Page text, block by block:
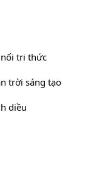
nối tri thức
trời sáng tạo
diều